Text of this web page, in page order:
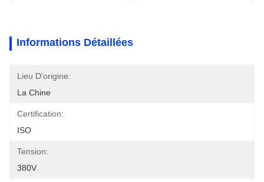
Informations Détaillées
Lieu D'origine:
La Chine
Certification:
ISO
Tension:
380V